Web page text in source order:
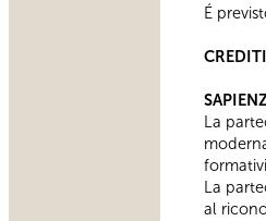
É
La
​La
al